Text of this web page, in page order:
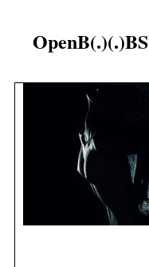
OpenB(.)(.)BS
>10226